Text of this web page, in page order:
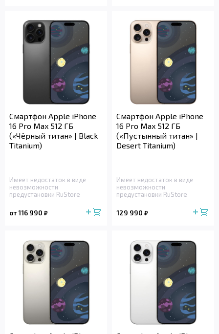
Смартфон Apple iPhone
16 Pro Max 512 ГБ
(«Чёрный титан» | Black
Titanium)
Имеет недостаток в виде
невозможности
предустановки RuStore
от 116 990 ₽
Смартфон Apple iPhone
16 Pro Max 512 ГБ
(«Пустынный титан» |
Desert Titanium)
Имеет недостаток в виде
невозможности
предустановки RuStore
129 990 ₽